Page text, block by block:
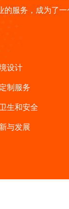
的服务，成为了
设计
制服务
生和安全
与发展